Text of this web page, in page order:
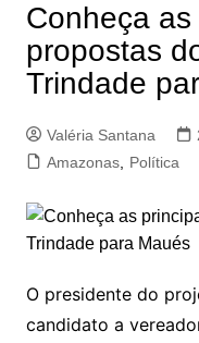
Conheça
propostas
Trindade
Valéria Santana
Amazonas, Política
O presidente do
candidato a